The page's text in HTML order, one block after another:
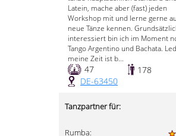
Latein, mache aber (fast) jeden
Workshop mit und lerne gerne
neue Tänze kennen.
interessiert bin ich im Moment
Tango Argentino und Bachata.
meine Zeit ist b...
47
178
DE-63450
Tanzpartner für:
Rumba: